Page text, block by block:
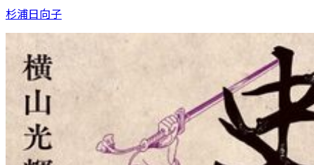
杉浦日向子